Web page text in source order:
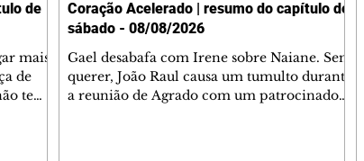
de
mais
de
tem
Coração Acelerado | resumo do capítulo de
sábado - 08/08/2026
Gael desabafa com Irene sobre Naiane. Sem
querer, João Raul causa um tumulto durante
a reunião de Agrado com um patrocinador.